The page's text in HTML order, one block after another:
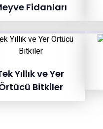
Fidanları
Yıllık ve Yer
Bitkiler